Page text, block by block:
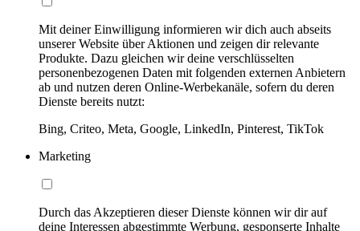
Mit deiner Einwilligung informieren wir dich auch abseits
unserer Website über Aktionen und zeigen dir relevante
Produkte. Dazu gleichen wir deine verschlüsselten
personenbezogenen Daten mit folgenden externen Anbietern
ab und nutzen deren Online-Werbekanäle, sofern du deren
Dienste bereits nutzt:
Bing, Criteo, Meta, Google, LinkedIn, Pinterest, TikTok
Marketing
Durch das Akzeptieren dieser Dienste können wir dir auf
deine Interessen abgestimmte Werbung, gesponserte Inhalte